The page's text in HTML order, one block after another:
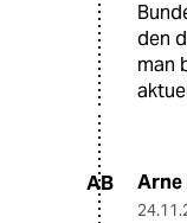
den
man
AB Arne